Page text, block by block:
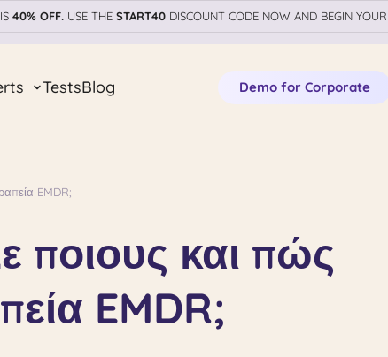
40% OFF. USE THE START40 DISCOUNT CODE NOW AND BEGIN
TestsBlog Demo for Corporate
EMDR;
ποιους και πώς
EMDR;